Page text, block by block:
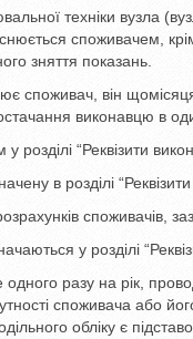
техніки вузла
споживачем,
зняття показань.
споживач, він
виконавцю в
“Реквізити
в розділі
споживачів,
у розділі
разу на рік,
споживача або
обліку є